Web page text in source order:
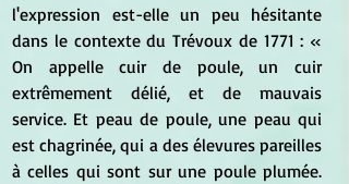
l'expression est-elle un peu hésitante
dans le contexte du Trévoux de 1771 : «
On appelle cuir de poule, un cuir
extrêmement délié, et de mauvais
service. Et peau de poule, une peau qui
est chagrinée, qui a des élevures pareilles
à celles qui sont sur une poule plumée.